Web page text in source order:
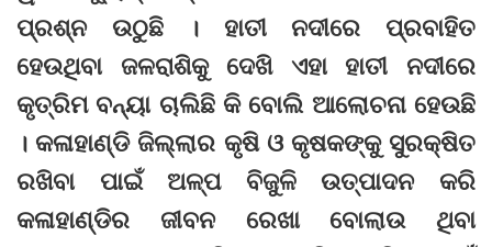
ପ୍ରଶ୍ନ ଉଠୁଛି । ହାତୀ ନଦୀରେ ପ୍ରବାହିତ
ହେଉଥିବା ଜଳରାଶିକୁ ଦେଖି ଏହା ହାତୀ ନଦୀରେ
କୃତ୍ରିମ ବନ୍ୟା ଚାଲିଛି କି ବୋଲି ଆଲୋଚନା ହେଉଛି
। କଳାହାଣ୍ଡି ଜିଲ୍ଲାର କୃଷି ଓ କୃଷକଙ୍କୁ ସୁରକ୍ଷିତ
ରଖିବା ପାଇଁ ଅଳ୍ପ ବିଜୁଳି ଉତ୍ପାଦନ କରି
କଳାହାଣ୍ଡିର ଜୀବନ ରେଖା ବୋଲାଉ ଥିବା